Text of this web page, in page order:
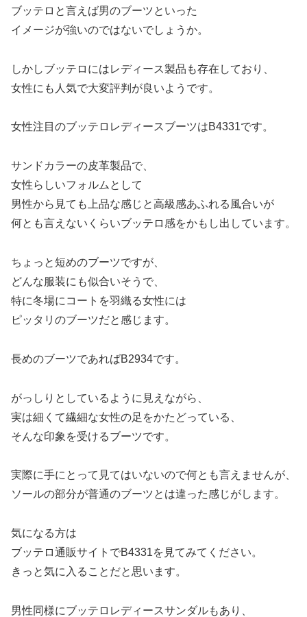
ブッテロと言えば男のブーツといった
イメージが強いのではないでしょうか。
しかしブッテロにはレディース製品も存在しており、
女性にも人気で大変評判が良いようです。
女性注目のブッテロレディースブーツはB4331です。
サンドカラーの皮革製品で、
女性らしいフォルムとして
男性から見ても上品な感じと高級感あふれる風合いが
何とも言えないくらいブッテロ感をかもし出しています。
ちょっと短めのブーツですが、
どんな服装にも似合いそうで、
特に冬場にコートを羽織る女性には
ピッタリのブーツだと感じます。
長めのブーツであればB2934です。
がっしりとしているように見えながら、
実は細くて繊細な女性の足をかたどっている、
そんな印象を受けるブーツです。
実際に手にとって見てはいないので何とも言えませんが、
ソールの部分が普通のブーツとは違った感じがします。
気になる方は
ブッテロ通販サイトでB4331を見てみてください。
きっと気に入ることだと思います。
男性同様にブッテロレディースサンダルもあり、